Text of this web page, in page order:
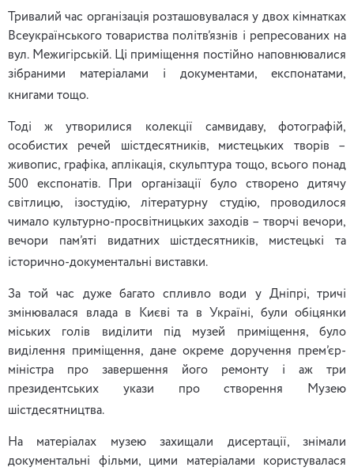
Тривалий час організація розташовувалася у двох кімнатках
Всеукраїнського товариства політв’язнів і репресованих на
вул. Межигірській. Ці приміщення постійно наповнювалися
зібраними матеріалами і документами, експонатами,
книгами тощо.
Тоді ж утворилися колекції самвидаву, фотографій,
особистих речей шістдесятників, мистецьких творів –
живопис, графіка, аплікація, скульптура тощо, всього понад
500 експонатів. При організації було створено дитячу
світлицю, ізостудію, літературну студію, проводилося
чимало культурно-просвітницьких заходів – творчі вечори,
вечори пам’яті видатних шістдесятників, мистецькі та
історично-документальні виставки.
За той час дуже багато спливло води у Дніпрі, тричі
змінювалася влада в Києві та в Україні, були обіцянки
міських голів виділити під музей приміщення, було
виділення приміщення, дане окреме доручення прем’єр-
міністра про завершення його ремонту і аж три
президентських укази про створення Музею
шістдесятництва.
На матеріалах музею захищали дисертації, знімали
документальні фільми, цими матеріалами користувалася